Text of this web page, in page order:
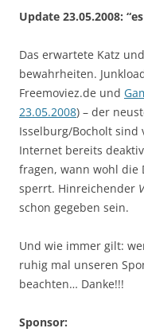
Update 23.05.2008:
Das erwartete Katz
bewahrheiten.
Freemoviez.de und
23.05.2008) – der
Isselburg/Bocholt sind
Internet bereits
fragen, wann wohl die
sperrt. Hinreichender
schon gegeben sein.
Und wie immer gilt:
ruhig mal unseren
beachten… Danke!!!
Sponsor: